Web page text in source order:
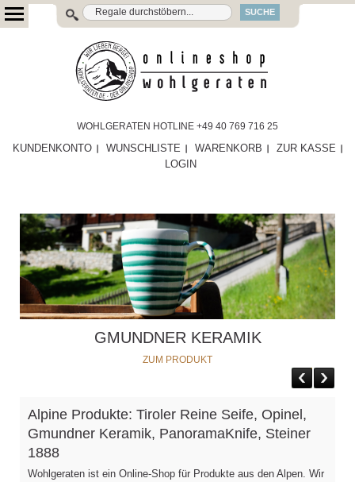
SUCHE
WOHLGERATEN HOTLINE +49 40 769 716 25
KUNDENKONTO WUNSCHLISTE WARENKORB
ZUR KASSE
LOGIN
GMUNDNER KERAMIK
ZUM PRODUKT
Alpine Produkte: Tiroler Reine Seife, Opinel,
Gmundner Keramik, PanoramaKnife, Steiner
1888
Wohlgeraten ist ein Online-Shop für Produkte aus den Alpen. Wir